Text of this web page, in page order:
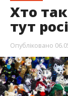
Хто
тут
Опубліковано